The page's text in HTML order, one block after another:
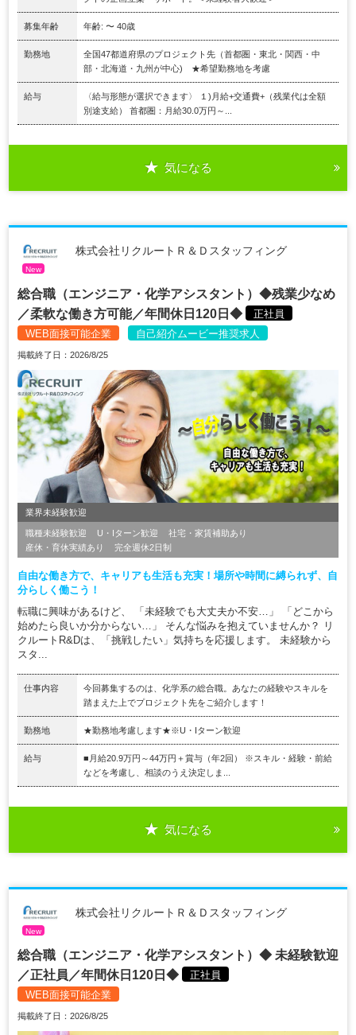
募集年齢 年齢: 〜 40歳
勤務地
全国47都道府県のプロジェクト先（首都圏・東北・関西・中
部・北海道・九州が中心) ★希望勤務地を考慮
給与
〈給与形態が選択できます〉 １)月給+交通費+（残業代は全額
別途支給） 首都圏：月給30.0万円～...
気になる
株式会社リクルートＲ＆Ｄスタッフィング
New
総合職（エンジニア・化学アシスタント）◆残業少なめ
／柔軟な働き方可能／年間休日120日◆
正社員
WEB面接可能企業
自己紹介ムービー推奨求人
掲載終了日：2026/8/25
業界未経験歓迎
職種未経験歓迎 U・Iターン歓迎
社宅・家賃補助あり
産休・育休実績あり
完全週休2日制
自由な働き方で、キャリアも生活も充実！場所や時間に縛られず、自
分らしく働こう！
転職に興味があるけど、 「未経験でも大丈夫か不安…」 「どこから
始めたら良いか分からない…」 そんな悩みを抱えていませんか？ リ
クルートR&Dは、「挑戦したい」気持ちを応援します。 未経験から
スタ...
仕事内容
今回募集するのは、化学系の総合職。あなたの経験やスキルを
踏まえた上でプロジェクト先をご紹介します！
勤務地 ★勤務地考慮します★※U・Iターン歓迎
給与
■月給20.9万円～44万円＋賞与（年2回） ※スキル・経験・前給
などを考慮し、相談のうえ決定しま...
気になる
株式会社リクルートＲ＆Ｄスタッフィング
New
総合職（エンジニア・化学アシスタント）◆ 未経験歓迎
／正社員／年間休日120日◆
正社員
WEB面接可能企業
掲載終了日：2026/8/25